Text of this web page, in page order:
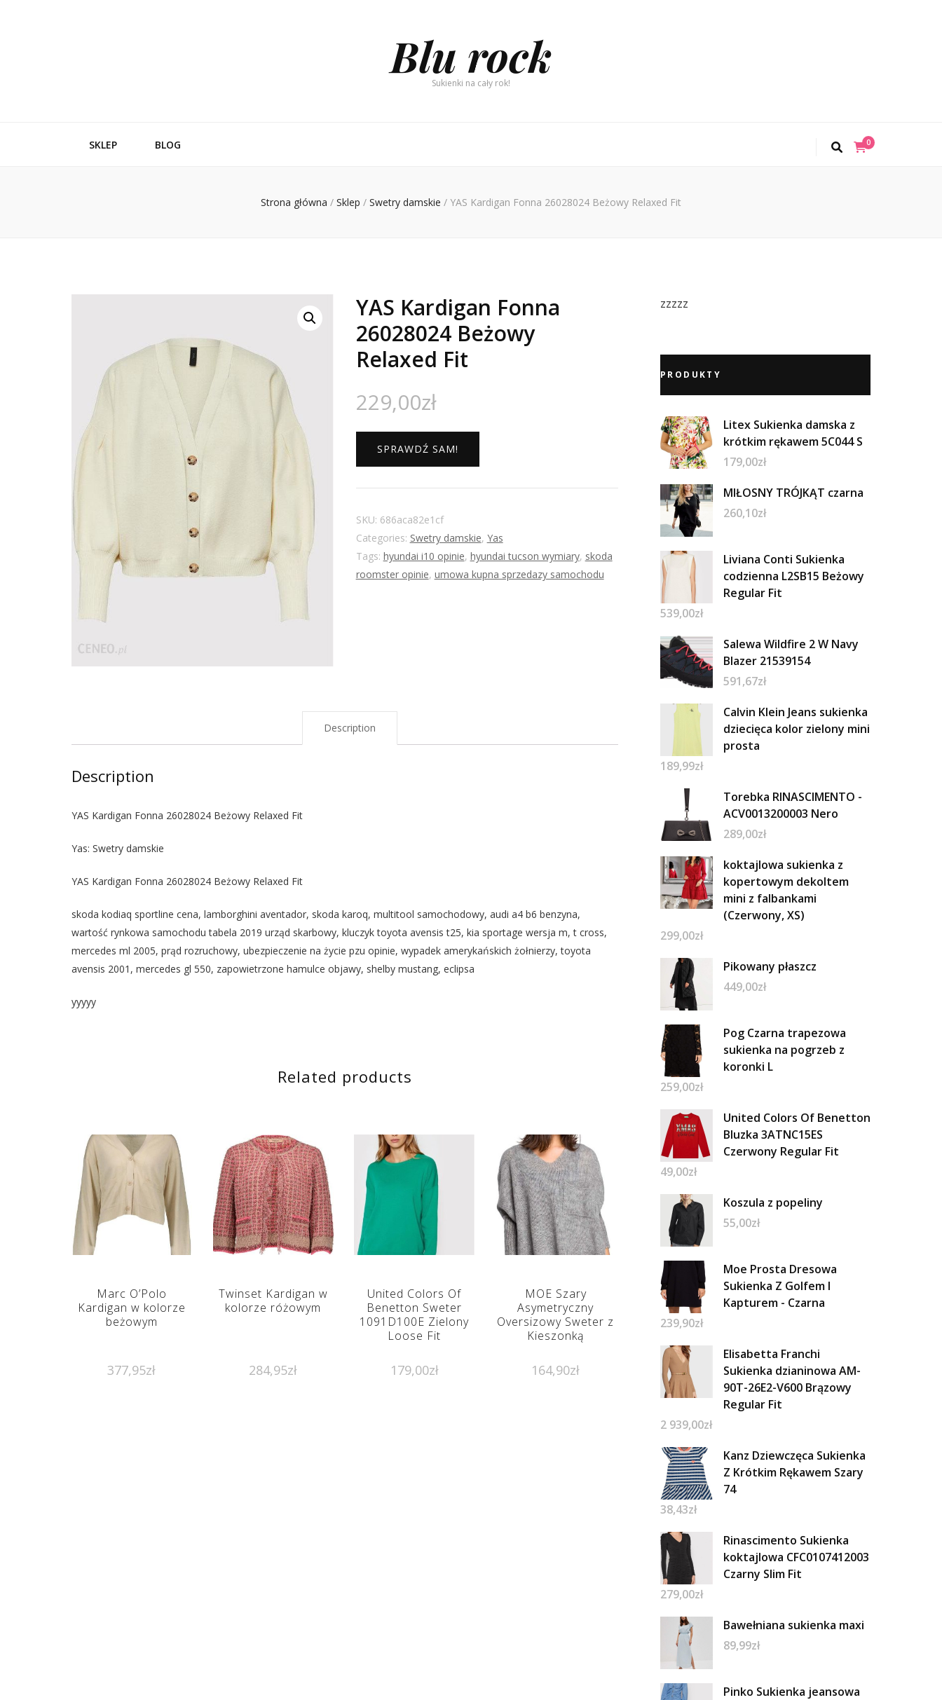
Blu rock
Sukienki na cały rok!
SKLEP BLOG 0
Strona główna / Sklep / Swetry damskie / YAS Kardigan Fonna 26028024 Beżowy Relaxed Fit
YAS Kardigan Fonna
26028024 Beżowy
Relaxed Fit
229,00zł
SPRAWDŹ SAM!
SKU: 686aca82e1cf
Categories: Swetry damskie, Yas
Tags: hyundai i10 opinie, hyundai tucson wymiary, skoda
roomster opinie, umowa kupna sprzedazy samochodu
Description
Description
YAS Kardigan Fonna 26028024 Beżowy Relaxed Fit
Yas: Swetry damskie
YAS Kardigan Fonna 26028024 Beżowy Relaxed Fit
skoda kodiaq sportline cena, lamborghini aventador, skoda karoq, multitool samochodowy, audi a4 b6 benzyna,
wartość rynkowa samochodu tabela 2019 urząd skarbowy, kluczyk toyota avensis t25, kia sportage wersja m, t cross,
mercedes ml 2005, prąd rozruchowy, ubezpieczenie na życie pzu opinie, wypadek amerykańskich żołnierzy, toyota
avensis 2001, mercedes gl 550, zapowietrzone hamulce objawy, shelby mustang, eclipsa
yyyyy
Related products
Marc O’Polo
Kardigan w kolorze
beżowym
377,95zł
Twinset Kardigan w
kolorze różowym
284,95zł
United Colors Of
Benetton Sweter
1091D100E Zielony
Loose Fit
179,00zł
MOE Szary
Asymetryczny
Oversizowy Sweter z
Kieszonką
164,90zł
zzzzz
PRODUKTY
Litex Sukienka damska z
krótkim rękawem 5C044 S
179,00zł
MIŁOSNY TRÓJKĄT czarna
260,10zł
Liviana Conti Sukienka
codzienna L2SB15 Beżowy
Regular Fit
539,00zł
Salewa Wildfire 2 W Navy
Blazer 21539154
591,67zł
Calvin Klein Jeans sukienka
dziecięca kolor zielony mini
prosta
189,99zł
Torebka RINASCIMENTO -
ACV0013200003 Nero
289,00zł
koktajlowa sukienka z
kopertowym dekoltem
mini z falbankami
(Czerwony, XS)
299,00zł
Pikowany płaszcz
449,00zł
Pog Czarna trapezowa
sukienka na pogrzeb z
koronki L
259,00zł
United Colors Of Benetton
Bluzka 3ATNC15ES
Czerwony Regular Fit
49,00zł
Koszula z popeliny
55,00zł
Moe Prosta Dresowa
Sukienka Z Golfem I
Kapturem - Czarna
239,90zł
Elisabetta Franchi
Sukienka dzianinowa AM-
90T-26E2-V600 Brązowy
Regular Fit
2 939,00zł
Kanz Dziewczęca Sukienka
Z Krótkim Rękawem Szary
74
38,43zł
Rinascimento Sukienka
koktajlowa CFC0107412003
Czarny Slim Fit
279,00zł
Bawełniana sukienka maxi
89,99zł
Pinko Sukienka jeansowa